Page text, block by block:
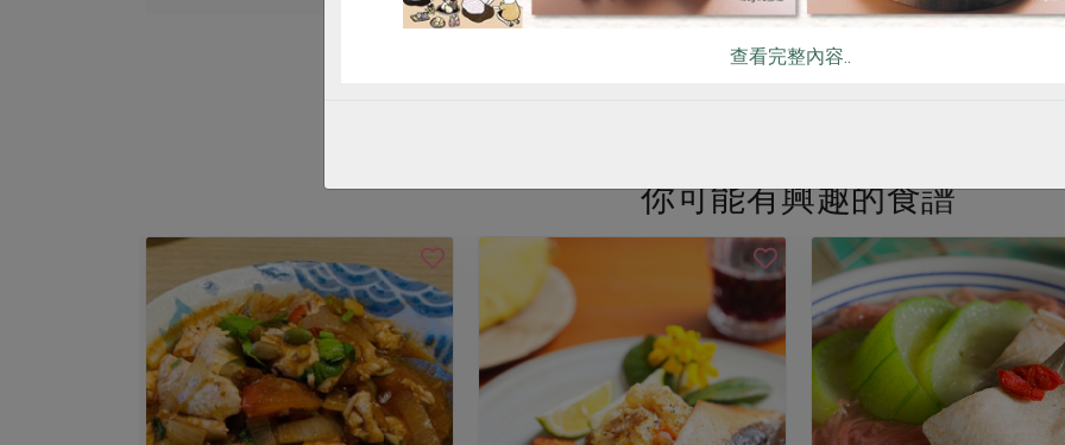
你可能有興趣的食譜
查看完整內容..